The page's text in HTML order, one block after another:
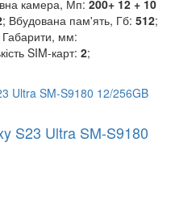
камера, Мп: 200+ 12 + 10
; Вбудована пам'ять, Гб: 512;
Габарити, мм:
SIM-карт: 2;
S23 Ultra SM-S9180